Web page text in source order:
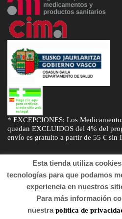
* EXCEPCIONES: Los
quedan EXCLUIDOS del 4% del
envío es gratuito a partir de 55 € sin
Esta tienda utiliza cookies
tecnologías para que podamos
experiencia en nuestros
Para más información
nuestrapolítica de
© Desarrollado porSogifaryDTD
2022